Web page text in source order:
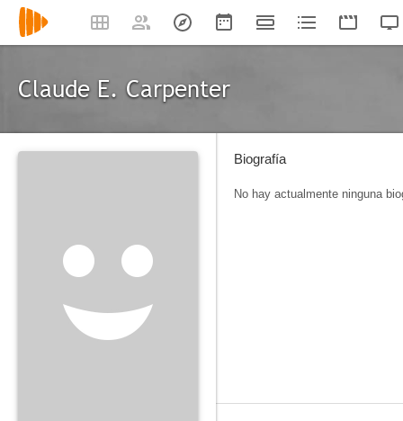
Claude E. Carpenter
Biografía
No hay actualmente ninguna